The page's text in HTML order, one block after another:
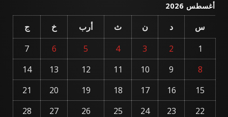
أغسطس 2026
س د ن ث أرب خ
ج
1
2
3
4
5
6
7
8
9
10
11
12
13
14
15
16
17
18
19
20
21
22
23
24
25
26
27
28